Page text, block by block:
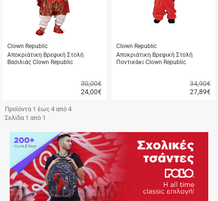
Clown Republic
Αποκριάτικη Βρεφική Στολή
Βασιλιάς Clown Republic
24,00€
30,00€
αγορά
Clown Republic
Αποκριάτικη Βρεφική Στολή
Ποντικάκι Clown Republic
27,89€
34,90€
Προϊόντα 1 έως 4 από 4
Σελίδα 1 από 1